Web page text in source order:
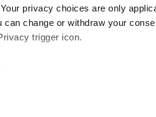
privacy choices are only
change or withdraw your
trigger icon.
scanning it for specific